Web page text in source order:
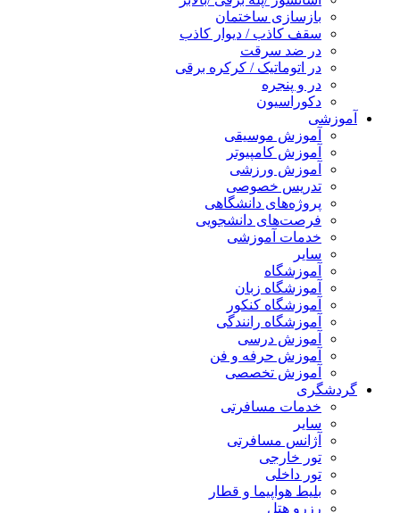
بازسازی ساختمان
سقف کاذب / دیوار کاذب
در ضد سرقت
در اتوماتیک / کرکره برقی
در و پنجره
دکوراسیون
آموزشی
آموزش موسیقی
آموزش کامپیوتر
آموزش ورزشی
تدریس خصوصی
پروژه‌های دانشگاهی
فرصت‌های دانشجویی
خدمات آموزشی
سایر
آموزشگاه
آموزشگاه زبان
آموزشگاه کنکور
آموزشگاه رانندگی
آموزش درسی
آموزش حرفه و فن
آموزش تخصصی
گردشگری
خدمات مسافرتی
سایر
آژانس مسافرتی
تور خارجی
تور داخلی
بلیط هواپیما و قطار
رزرو هتل